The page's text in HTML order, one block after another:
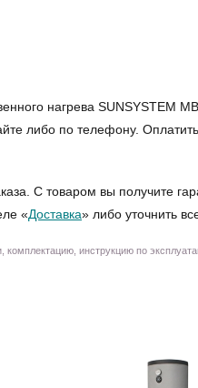
нагрева SUNSYSTEM
либо по телефону.
С товаром вы получите
«Доставка» либо уточнить
инструкцию по